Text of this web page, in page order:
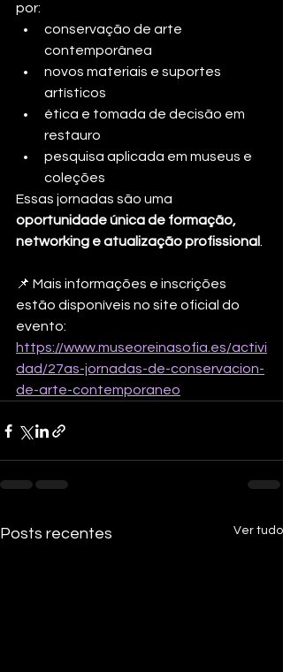
por:
conservação de arte
contemporânea
novos materiais e suportes
artísticos
ética e tomada de decisão em
restauro
pesquisa aplicada em museus e
coleções
Essas jornadas são uma
oportunidade única de formação,
networking e atualização profissional
📌 Mais informações e inscrições
estão disponíveis no site oficial do
evento:
https://www.museoreinasofia.es/activi
dad/27as-jornadas-de-conservacion-
de-arte-contemporaneo
Posts recentes Ver tudo